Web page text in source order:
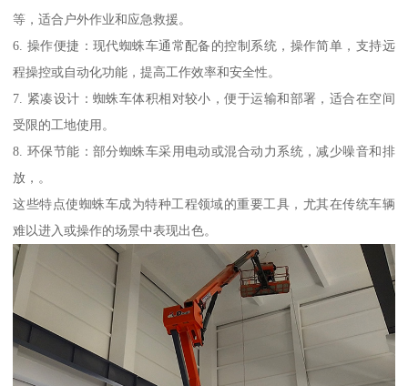
等，适合户外作业和应急救援。
6. 操作便捷：现代蜘蛛车通常配备的控制系统，操作简单，支持远
程操控或自动化功能，提高工作效率和安全性。
7. 紧凑设计：蜘蛛车体积相对较小，便于运输和部署，适合在空间
受限的工地使用。
8. 环保节能：部分蜘蛛车采用电动或混合动力系统，减少噪音和排
放，。
这些特点使蜘蛛车成为特种工程领域的重要工具，尤其在传统车辆
难以进入或操作的场景中表现出色。